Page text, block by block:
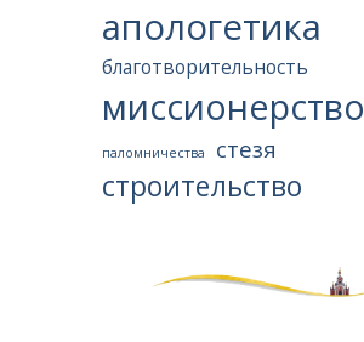
апологетика
благотворительность
миссионерство
паломничества стезя
строительство